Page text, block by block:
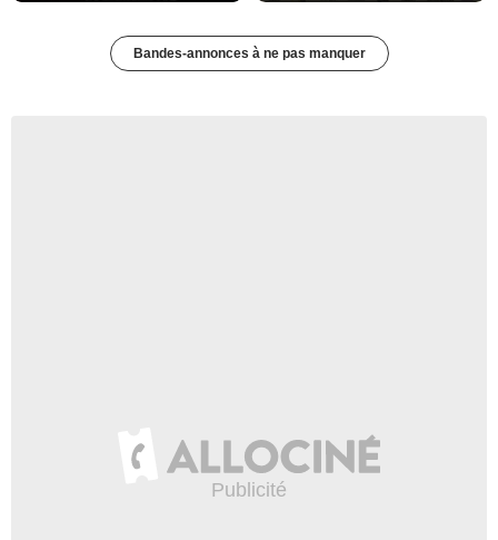
Bandes-annonces à ne pas manquer